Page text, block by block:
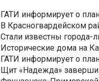
ГАТИ информирует о
В Красногвардейском
Стали известны города-
Исторические дома на
ГАТИ информирует о
Щит «Надежда»